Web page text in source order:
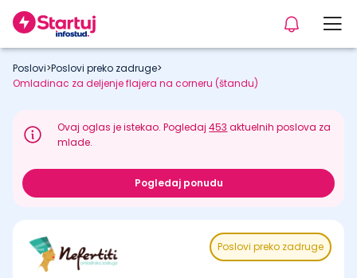
Poslovi>Poslovi preko zadruge>
Omladinac za deljenje flajera na corneru (štandu)
Ovaj oglas je istekao. Pogledaj453 aktuelnih poslova za
mlade.
Pogledaj ponudu
Poslovi preko zadruge